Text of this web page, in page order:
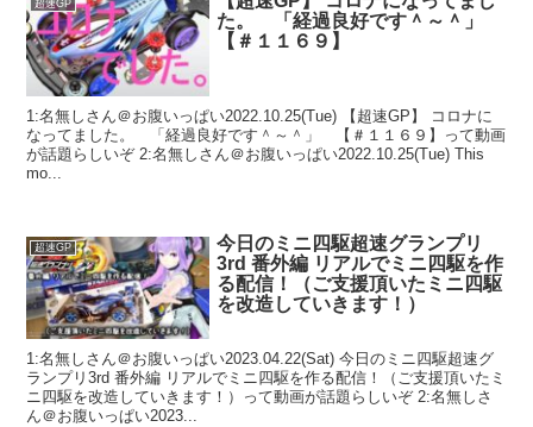
超速GP
た。 「経過良好です＾～＾」
【＃１１６９】
1:名無しさん＠お腹いっぱい2022.10.25(Tue) 【超速GP】 コロナに
なってました。 「経過良好です＾～＾」 【＃１１６９】って動画
が話題らしいぞ 2:名無しさん＠お腹いっぱい2022.10.25(Tue) This
mo...
超速GP
今日のミニ四駆超速グランプリ
3rd 番外編 リアルでミニ四駆を作
る配信！（ご支援頂いたミニ四駆
を改造していきます！）
1:名無しさん＠お腹いっぱい2023.04.22(Sat) 今日のミニ四駆超速グ
ランプリ3rd 番外編 リアルでミニ四駆を作る配信！（ご支援頂いたミ
ニ四駆を改造していきます！）って動画が話題らしいぞ 2:名無しさ
ん＠お腹いっぱい2023...